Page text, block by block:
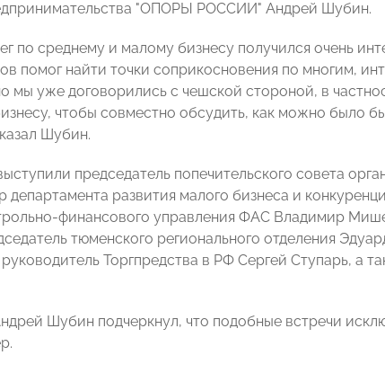
"ОПОРЫ РОССИИ" Андрей Шубин.
по среднему и малому бизнесу получился очень
помог найти точки соприкосновения по многим,
мы уже договорились с чешской стороной, в
чтобы совместно обсудить, как можно было
Шубин.
председатель попечительского совета
развития малого бизнеса и
финансового управления ФАС Владимир
тюменского регионального отделения
Торгпредства в РФ Сергей Ступарь, а
Шубин подчеркнул, что подобные встречи